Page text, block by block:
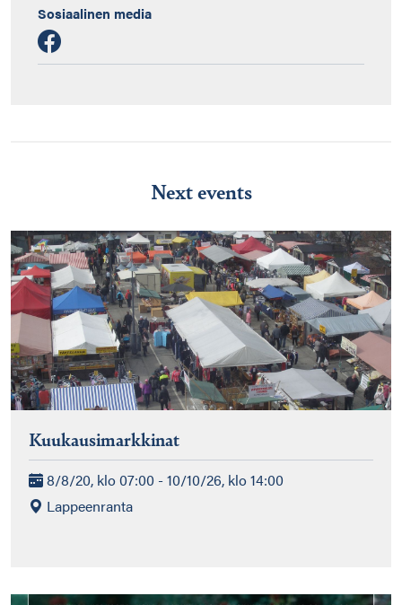
Sosiaalinen media
Next events
Kuukausimarkkinat
8/8/20, klo 07:00 - 10/10/26, klo 14:00
Lappeenranta